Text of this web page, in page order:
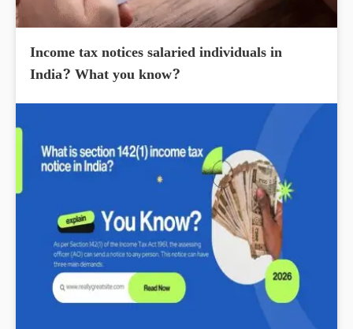
Income tax notices salaried individuals in
India? What you know?